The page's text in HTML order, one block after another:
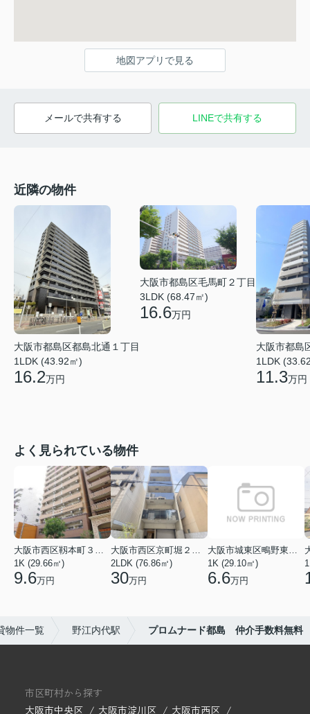
地図アプリで見る
メールで共有する LINEで共有する
近隣の物件
大阪市都島区都島北通１丁目
1LDK (43.92㎡)
16.2万円
大阪市都島区毛馬町２丁目
3LDK (68.47㎡)
16.6万円
大阪市都島
1LDK
11.3万円
よく見られている物件
1K (29.66㎡)
9.6万円
2LDK (76.86㎡)
30万円
1K (29.10㎡)
6.6万円
物件一覧 野江内代駅 プロムナード都島 仲介手数料無料
市区町村から探す
大阪市中央区
大阪市淀川区
大阪市西区